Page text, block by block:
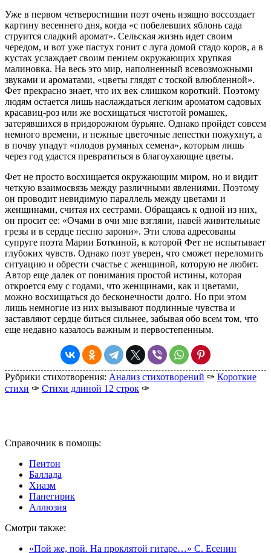
Уже в первом четверостишии поэт очень изящно воссоздает
картину весеннего дня, когда «с побелевших яблонь сада
струится сладкий аромат». Сельская жизнь идет своим
чередом, и вот уже пастух гонит с луга домой стадо коров, а в
кустах услаждает своим пением окружающих хрупкая
малиновка. На весь это мир, наполненный всевозможными
звуками и ароматами, «цветы глядят с тоской влюбленной».
Фет прекрасно знает, что их век слишком короткий. Поэтому
людям остается лишь наслаждаться легким ароматом садовых
красавиц-роз или же восхищаться чистотой ромашек,
затерявшихся в придорожном бурьяне. Однако пройдет совсем
немного времени, и нежные цветочные лепестки пожухнут, а
в почву упадут «плодов румяных семена», которым лишь
через год удастся превратиться в благоухающие цветы.
Фет не просто восхищается окружающим миром, но и видит
четкую взаимосвязь между различными явлениями. Поэтому
он проводит невидимую параллель между цветами и
женщинами, считая их сестрами. Обращаясь к одной из них,
он просит ее: «Очами в очи мне взгляни, навей живительные
грезы и в сердце песню зарони». Эти слова адресованы
супруге поэта Марии Боткиной, к которой Фет не испытывает
глубоких чувств. Однако поэт уверен, что сможет переломить
ситуацию и обрести счастье с женщиной, которую не любит.
Автор еще далек от понимания простой истины, которая
откроется ему с годами, что женщинами, как и цветами,
можно восхищаться до бесконечности долго. Но при этом
лишь немногие из них вызывают подлинные чувства и
заставляют сердце биться сильнее, забывая обо всем том, что
еще недавно казалось важным и первостепенным.
Рубрики стихотворения: Анализ стихотворений ✑ Короткие
стихи ✑ Стихи длиной 12 строк ✑
Справочник в помощь:
Пентон
Баллада
Хиазм
Панегирик
Аллюзия
Смотри также:
«Пой же, пой. На проклятой гитаре…» С. Есенин